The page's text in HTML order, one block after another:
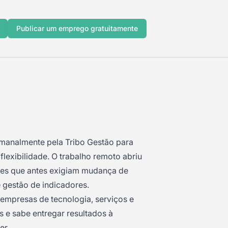
Publicar um emprego gratuitamente
pela Tribo Gestão para
O trabalho remoto abriu
que antes exigiam mudança de
de indicadores.
de tecnologia, serviços e
e sabe entregar resultados à